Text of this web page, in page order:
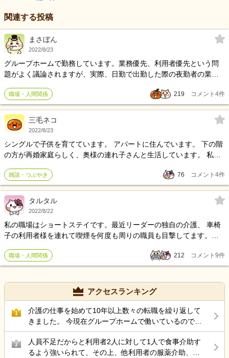
関連する投稿
まさぼん
2022/8/23
グループホームで勤務しています。業務優先、利用者優先という問
題がよく議論されますが、実際、日勤で出勤した際の夜勤者の業務
朝食に関わる業務は粗方終わらせてるのでスムーズに日勤業務に入
れます。ある人は全然終わってなくて、日勤者がその業務をフォロ
ーしてから日勤業務に入るので、日勤者の時間の使い方に差が出て
しまいます。 日勤者のやるべきこと（昼食、入浴、リネン、排泄支
きるような配慮が必要ではないかと考えています。私はそのイメー
ジを実践しています。 ただ、利用者をないがしろにする訳ではあり
ません、体調やその他の事情があればそのことを優先します。業務
優先は悪にとらわれがちですが、こなさなければいけない業務はあ
るので、ゆとりある業務の中で良い支援ができればとも思います。
このあたりどう考えていけば良いものでしょうか。
職場・人間関係 219 コメント 4件
三毛ネコ
2022/8/23
シングルで子供を育てています。 アパートに住んでいます。 下の階
の方が再婚家庭らしく、奥様の連れ子さんと生活しています。 私達
ルだったと話してきました。 それが、最近無視されます。 それは、
いいのですが、 私の子供に「お父さんいなくてかわいそうね」と言
ったそうです。 自分だって、シングルだったのに。 なんて言い返せ
ばいいですか？
雑談・つぶやき 76 コメント 4件
タルタル
2022/8/22
私の職場はショートステイです。最近リーダーの独自の介護、 車椅
子の利用者様を連れて喫煙を何度も周りの職員も目撃してます。ど
何事も独断で決めます。同じ常勤なのに「歳だからきつい、夜勤は
やりたくない」などユニット会議での言動。周りの職員は常勤のシ
してもらいたいと、職員一同で嘆願書を準備してます。賞味期限切
れの他の利用者様の食品を直置きにして食べさせたり、勝手に前髪
を切ったり、年齢はかなり上で、かなりの曲者です。他にも認知症
利用者に何でも食べるでしょ？レモン風呂の日にレモンをかじらせ
たり、自殺したいと言う利用者に 「手伝ってやるよ」など笑って平
然と言動してます。 仕事は認知症介護度が高い人もおり、現場は1人
体制でかなり疲弊してるのに、要らないストレスを抱えてます。職
職場・人間関係 212 コメント 9件
アクセスランキング
1
介護の仕事を始めて10年以上数々の転職を繰り返して
きました。 今現在グループホームで働いているのです
が 50代後半にもなりストレス性胃炎にもなったのでこ
こらで 介護の仕事から違う仕事を考えているのですが
結局転職サイトをみるのが介護の仕事ばかりで どうし
2
人員不足だからと利用者2人に対して1人で食事介助す
るよう強いられて、その上、他利用者の服薬介助、動